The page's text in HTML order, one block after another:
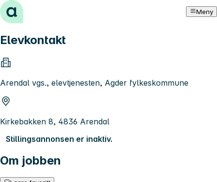
Hopp til innhold Meny
Elevkontakt
Arendal vgs., elevtjenesten, Agder fylkeskommune
Kirkebakken 8, 4836 Arendal
Stillingsannonsen er inaktiv.
Om jobben